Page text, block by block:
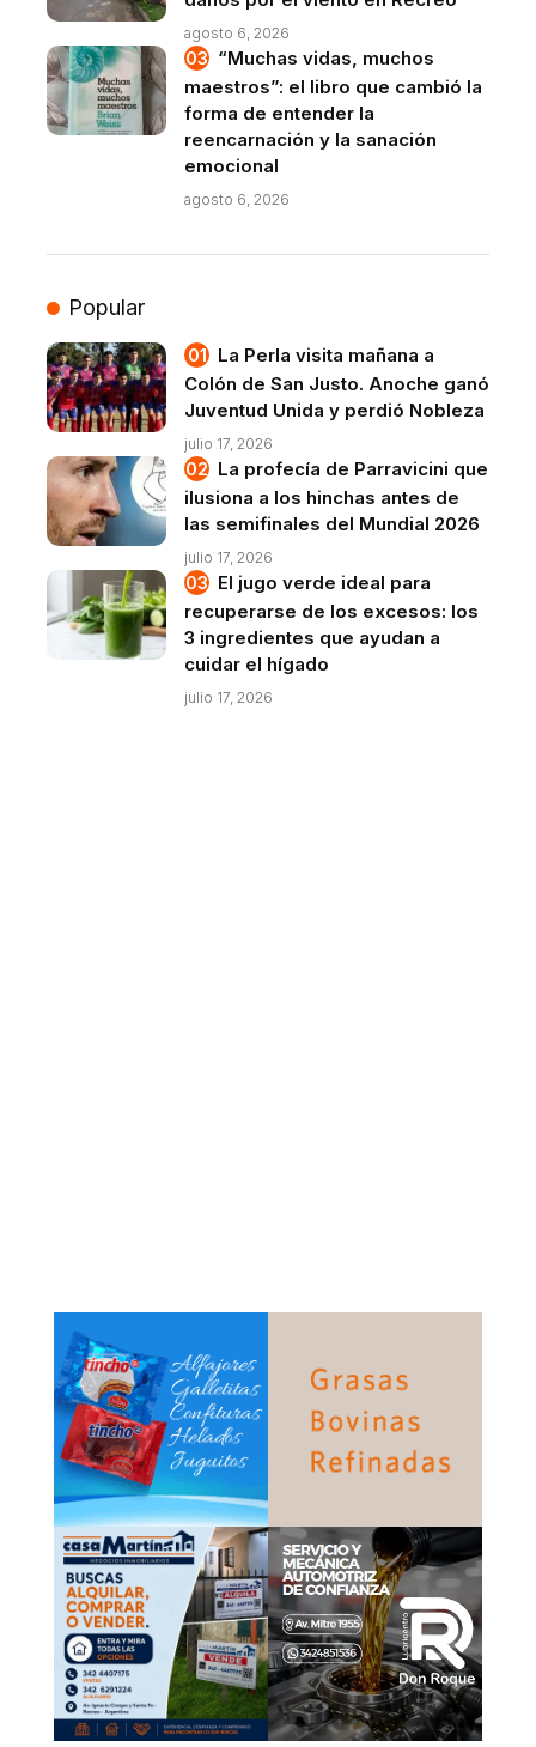
agosto 6, 2026
“Muchas vidas, muchos
maestros”: el libro que cambió la
forma de entender la
reencarnación y la sanación
emocional
agosto 6, 2026
Popular
La Perla visita mañana a
Colón de San Justo. Anoche ganó
Juventud Unida y perdió Nobleza
julio 17, 2026
La profecía de Parravicini que
ilusiona a los hinchas antes de
las semifinales del Mundial 2026
julio 17, 2026
El jugo verde ideal para
recuperarse de los excesos: los
3 ingredientes que ayudan a
cuidar el hígado
julio 17, 2026